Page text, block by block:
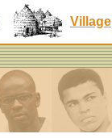
Village